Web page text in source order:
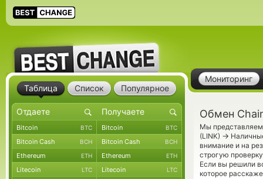
Мониторинг
Обмен
Мы представляем
(LINK) →
внимание и на
строгую
Если вы решили
которое
Таблица Список Популярное
Bitcoin BTC Bitcoin BTC
Bitcoin Cash BCH Bitcoin Cash BCH
Ethereum ETH Ethereum ETH
Litecoin LTC Litecoin LTC